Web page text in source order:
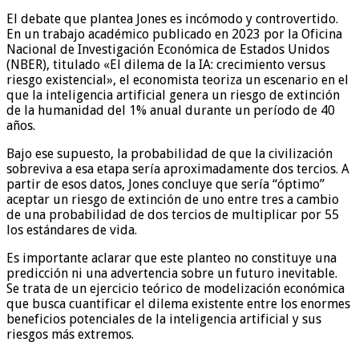
El debate que plantea Jones es incómodo y controvertido.
En un trabajo académico publicado en 2023 por la Oficina
Nacional de Investigación Económica de Estados Unidos
(NBER), titulado «El dilema de la IA: crecimiento versus
riesgo existencial», el economista teoriza un escenario en el
que la inteligencia artificial genera un riesgo de extinción
de la humanidad del 1% anual durante un período de 40
años.
Bajo ese supuesto, la probabilidad de que la civilización
sobreviva a esa etapa sería aproximadamente dos tercios. A
partir de esos datos, Jones concluye que sería “óptimo”
aceptar un riesgo de extinción de uno entre tres a cambio
de una probabilidad de dos tercios de multiplicar por 55
los estándares de vida.
Es importante aclarar que este planteo no constituye una
predicción ni una advertencia sobre un futuro inevitable.
Se trata de un ejercicio teórico de modelización económica
que busca cuantificar el dilema existente entre los enormes
beneficios potenciales de la inteligencia artificial y sus
riesgos más extremos.